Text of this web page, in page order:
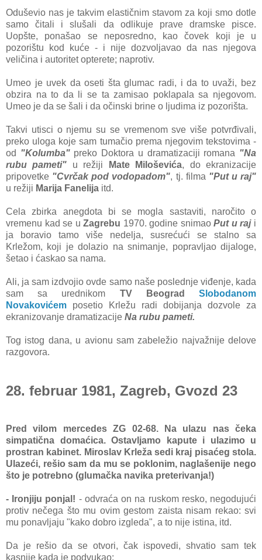
Oduševio nas je takvim elastičnim stavom za koji smo dotle
samo čitali i slušali da odlikuje prave dramske pisce.
Uopšte, ponašao se neposredno, kao čovek koji je u
pozorištu kod kuće - i nije dozvoljavao da nas njegova
veličina i autoritet opterete; naprotiv.
Umeo je uvek da oseti šta glumac radi, i da to uvaži, bez
obzira na to da li se ta zamisao poklapala sa njegovom.
Umeo je da se šali i da očinski brine o ljudima iz pozorišta.
Takvi utisci o njemu su se vremenom sve više potvrđivali,
preko uloga koje sam tumačio prema njegovim tekstovima -
od "Kolumba"preko Doktora u dramatizaciji romana "Na
rubu pameti" u režiji Mate Miloševića, do ekranizacije
pripovetke "Cvrčak pod vodopadom", tj. filma "Put u raj"
u režiji Marija Fanelija itd.
Cela zbirka anegdota bi se mogla sastaviti, naročito o
vremenu kad se uZagrebu 1970. godine snimaoPut u raji
ja boravio tamo više nedelja, susrećući se stalno sa
Krležom, koji je dolazio na snimanje, popravljao dijaloge,
šetao i ćaskao sa nama.
Ali, ja sam izdvojio ovde samo naše poslednje viđenje, kada
sam sa urednikom TV Beograd
Slobodanom
Novakovićem posetio Krležu radi dobijanja dozvole za
ekranizovanje dramatizacije Na rubu pameti.
Tog istog dana, u avionu sam zabeležio najvažnije delove
razgovora.
28. februar 1981, Zagreb, Gvozd 23
Pred vilom mercedes ZG 02-68. Na ulazu nas čeka
simpatična domaćica. Ostavljamo kapute i ulazimo u
prostran kabinet. Miroslav Krleža sedi kraj pisaćeg stola.
Ulazeći, rešio sam da mu se poklonim, naglašenije nego
što je potrebno (glumačka navika preterivanja!)
- Ironjiju ponjal! - odvraća on na ruskom resko, negodujući
protiv nečega što mu ovim gestom zaista nisam rekao: svi
mu ponavljaju "kako dobro izgleda", a to nije istina, itd.
Da je rešio da se otvori, čak ispovedi, shvatio sam tek
kasnije kada je podvukao: